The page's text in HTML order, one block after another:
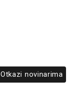
Otkazi novinarima